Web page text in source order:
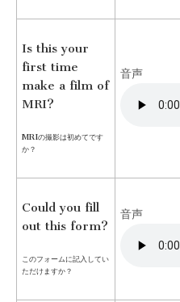
Is this your
first time
make a film of
MRI?
MRIの撮影は初めてです
か？
音声
Could you fill
out this form?
このフォームに記入してい
ただけますか？
音声